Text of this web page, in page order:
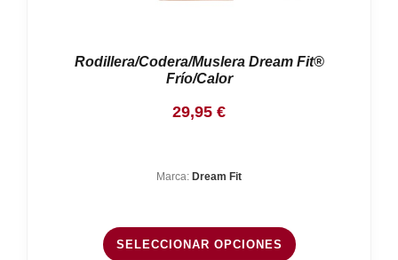
Rodillera/Codera/Muslera Dream Fit®
Frío/Calor
29,95 €
Marca: Dream Fit
SELECCIONAR OPCIONES